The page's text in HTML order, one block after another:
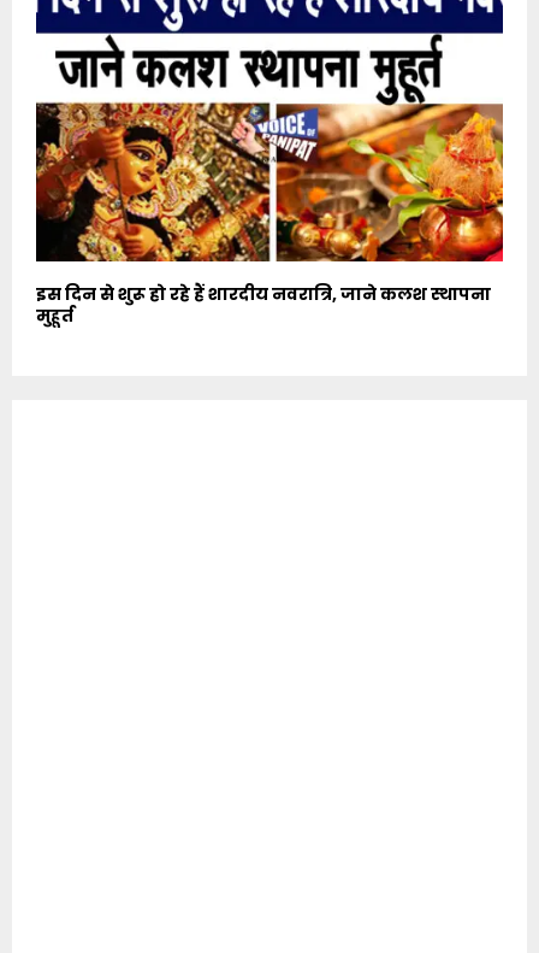
इस दिन से शुरू हो रहे हैं शारदीय नवरात्रि, जाने कलश स्थापना
मुहूर्त